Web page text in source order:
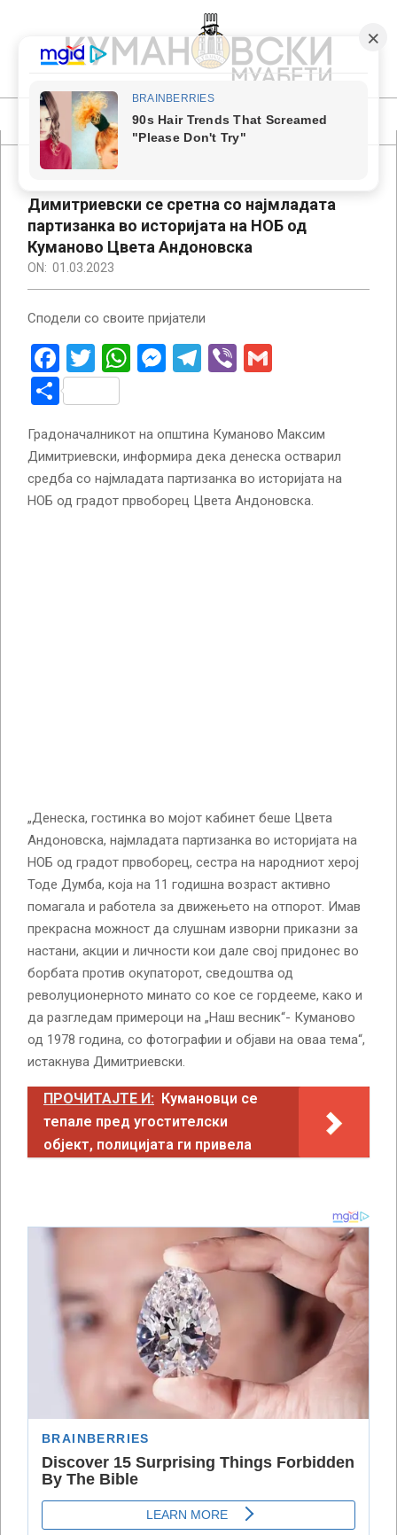
content
КУМАНОВСКИ
МУАБЕТИ
Primary
Navigation
Димитриевски се сретна со најмладата
партизанка во историјата на НОБ од
Куманово Цвета Андоновска
ON: 01.03.2023
Сподели со своите пријатели
Facebook
Twitter
WhatsApp
Messenger
Telegram
Viber
Share
Градоначалникот на општина Куманово Максим
Димитриевски, информира дека денеска остварил
средба со најмладата партизанка во историјата на
НОБ од градот првоборец Цвета Андоновска.
„Денеска, гостинка во мојот кабинет беше Цвета
Андоновска, најмладата партизанка во историјата на
НОБ од градот првоборец, сестра на народниот херој
Тоде Думба, која на 11 годишна возраст активно
помагала и работела за движењето на отпорот. Имав
прекрасна можност да слушнам изворни приказни за
настани, акции и личности кои дале свој придонес во
борбата против окупаторот, сведоштва од
револуционерното минато со кое се гордееме, како и
да разгледам примероци на „Наш весник“- Куманово
од 1978 година, со фотографии и објави на оваа тема“,
истакнува Димитриевски.
ПРОЧИТАЈТЕ И: Кумановци се
тепале пред угостителски
објект, полицијата ги привела